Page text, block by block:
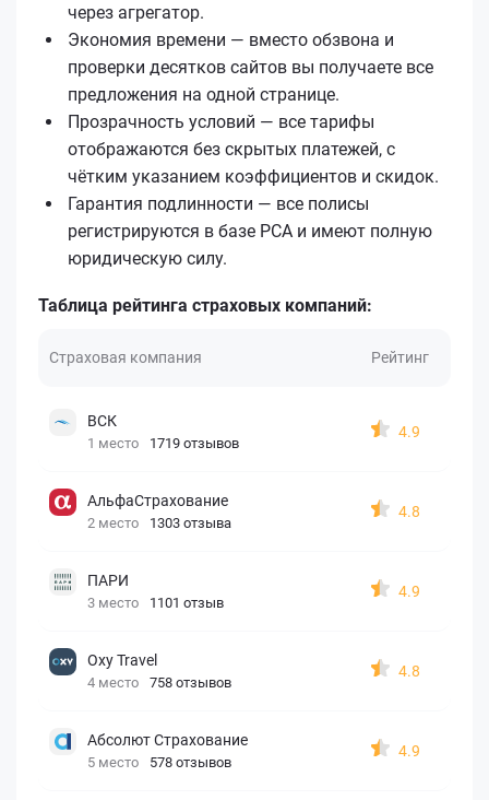
через агрегатор.
Экономия времени — вместо обзвона и
проверки десятков сайтов вы получаете все
предложения на одной странице.
Прозрачность условий — все тарифы
отображаются без скрытых платежей, с
чётким указанием коэффициентов и скидок.
Гарантия подлинности — все полисы
регистрируются в базе РСА и имеют полную
юридическую силу.
Таблица рейтинга страховых компаний:
Страховая компания Рейтинг
ВСК
1 место 1719 отзывов
4.9
АльфаСтрахование
2 место 1303 отзыва
4.8
ПАРИ
3 место 1101 отзыв
4.9
Oxy Travel
4 место 758 отзывов
4.8
Абсолют Страхование
5 место 578 отзывов
4.9